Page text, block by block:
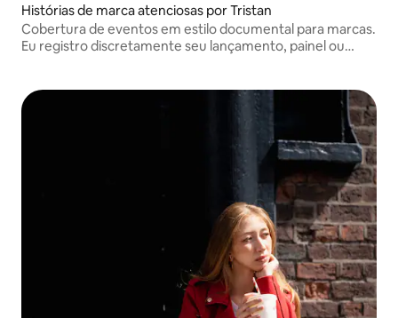
Histórias de marca atenciosas por Tristan
Cobertura de eventos em estilo documental para marcas.
Eu registro discretamente seu lançamento, painel ou